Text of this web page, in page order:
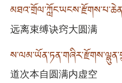
远离束缚诀窍大圆满
道次本自圆满内虚空